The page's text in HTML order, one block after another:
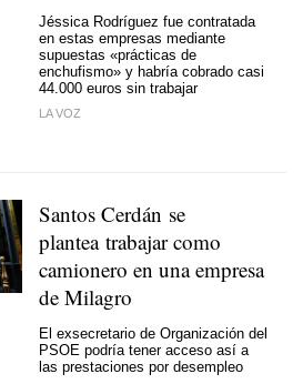
Jéssica Rodríguez fue contratada
en estas empresas mediante
supuestas «prácticas de
enchufismo» y habría cobrado casi
44.000 euros sin trabajar
LA VOZ
Santos Cerdán se
plantea trabajar como
camionero en una empresa
de Milagro
El exsecretario de Organización del
PSOE podría tener acceso así a
las prestaciones por desempleo